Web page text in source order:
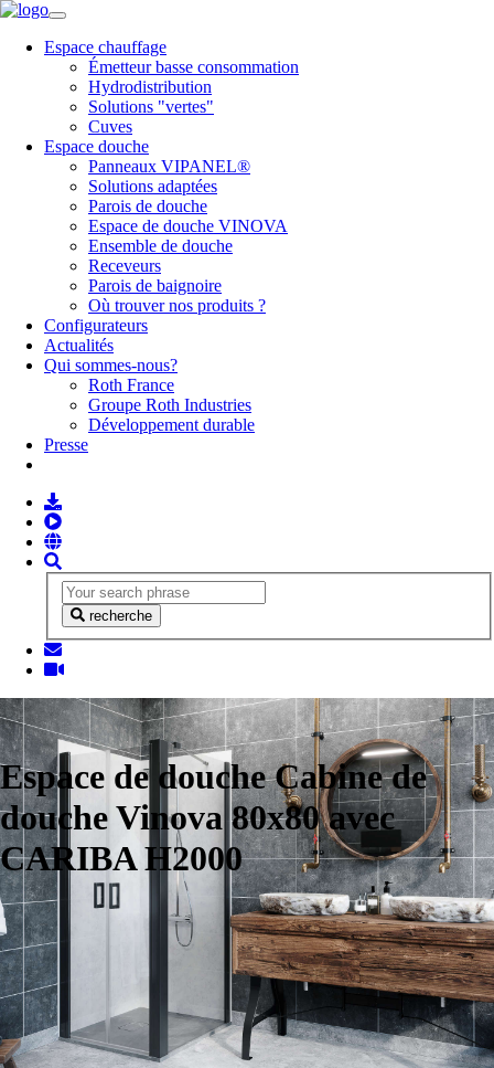
Espace chauffage
Émetteur basse consommation
Hydrodistribution
Solutions "vertes"
Cuves
Espace douche
Panneaux VIPANEL®
Solutions adaptées
Parois de douche
Espace de douche VINOVA
Ensemble de douche
Receveurs
Parois de baignoire
Où trouver nos produits ?
Configurateurs
Actualités
Qui sommes-nous?
Roth France
Groupe Roth Industries
Développement durable
Presse
recherche
Espace de douche Cabine de
douche Vinova 80x80 avec
CARIBA H2000